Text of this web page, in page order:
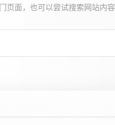
页面，也可以尝试搜索网站内容